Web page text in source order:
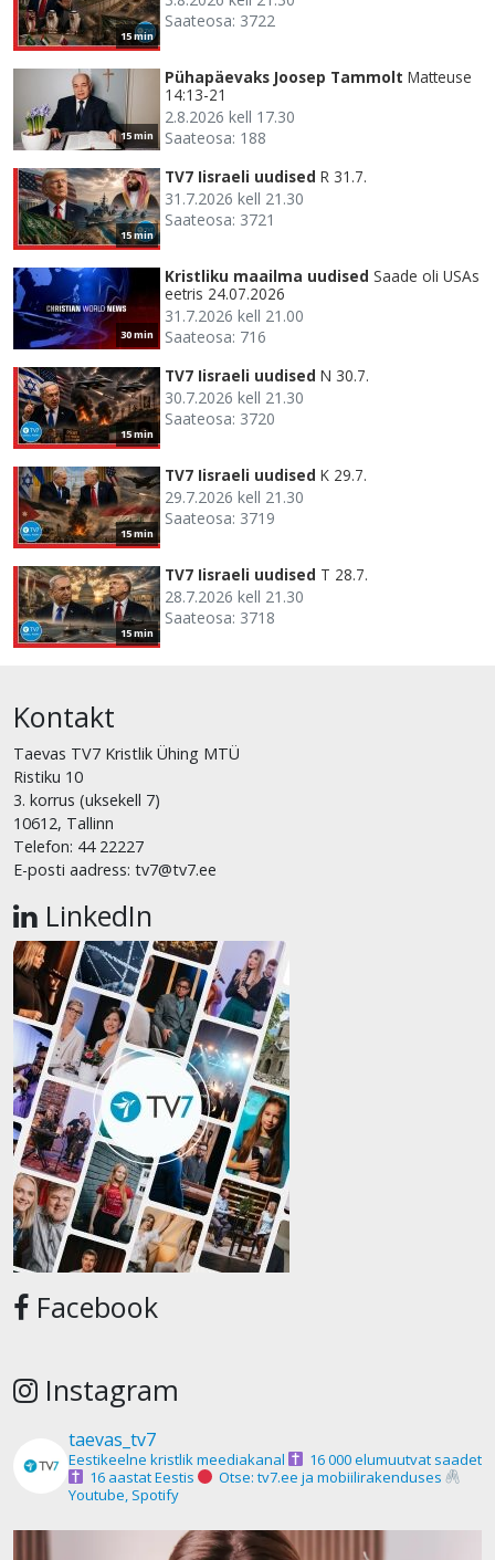
15 min
Saateosa: 3722
15 min
Pühapäevaks Joosep Tammolt Matteuse
14:13-21
2.8.2026 kell 17.30
Saateosa: 188
15 min
TV7 Iisraeli uudised R 31.7.
31.7.2026 kell 21.30
Saateosa: 3721
30 min
Kristliku maailma uudised Saade oli USAs
eetris 24.07.2026
31.7.2026 kell 21.00
Saateosa: 716
15 min
TV7 Iisraeli uudised N 30.7.
30.7.2026 kell 21.30
Saateosa: 3720
15 min
TV7 Iisraeli uudised K 29.7.
29.7.2026 kell 21.30
Saateosa: 3719
15 min
TV7 Iisraeli uudised T 28.7.
28.7.2026 kell 21.30
Saateosa: 3718
Kontakt
Taevas TV7 Kristlik Ühing MTÜ
Ristiku 10
3. korrus (uksekell 7)
10612, Tallinn
Telefon: 44 22227
E-posti aadress: tv7@tv7.ee
LinkedIn
Facebook
Instagram
taevas_tv7
Eestikeelne kristlik meediakanal
16 000 elumuutvat saadet
16 aastat Eestis
Otse: tv7.ee ja mobiilirakenduses
Youtube, Spotify